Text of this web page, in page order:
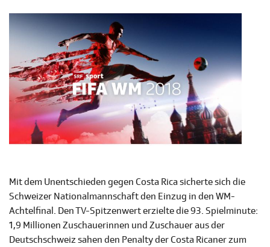
Mit dem Unentschieden gegen Costa Rica sicherte sich die
Schweizer Nationalmannschaft den Einzug in den WM-
Achtelfinal. Den TV-Spitzenwert erzielte die 93. Spielminute:
1,9 Millionen Zuschauerinnen und Zuschauer aus der
Deutschschweiz sahen den Penalty der Costa Ricaner zum